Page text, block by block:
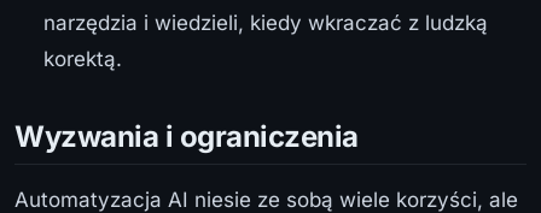
narzędzia i wiedzieli, kiedy wkraczać z ludzką
korektą.
Wyzwania i ograniczenia
Automatyzacja AI niesie ze sobą wiele korzyści, ale